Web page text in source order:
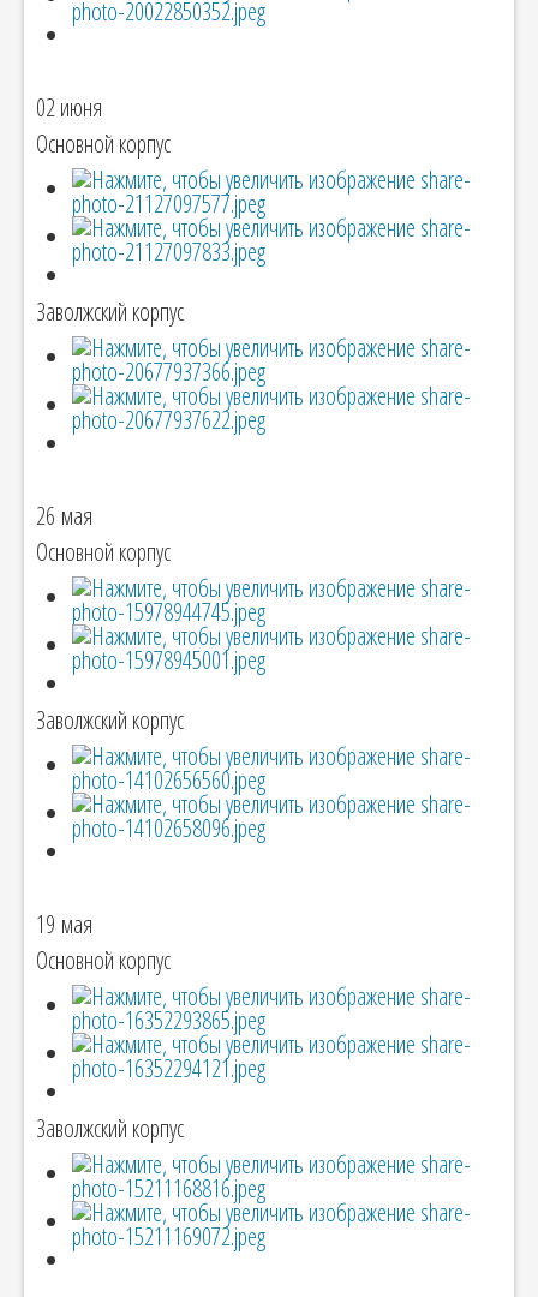
02 июня
Основной корпус
Заволжский корпус
26 мая
Основной корпус
Заволжский корпус
19 мая
Основной корпус
Заволжский корпус